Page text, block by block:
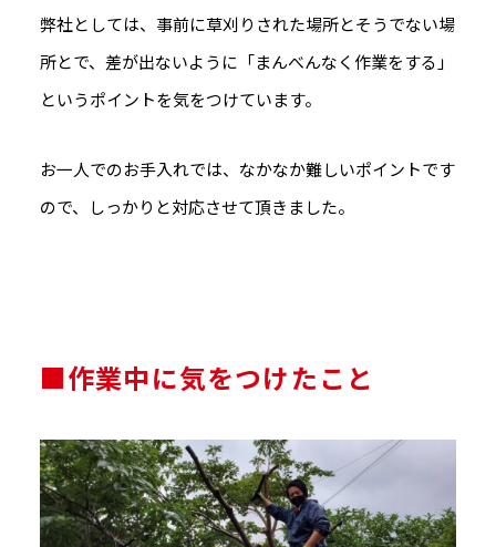
弊社としては、事前に草刈りされた場所とそうでない場
所とで、差が出ないように「まんべんなく作業をする」
というポイントを気をつけています。
お一人でのお手入れでは、なかなか難しいポイントです
ので、しっかりと対応させて頂きました。
■作業中に気をつけたこと